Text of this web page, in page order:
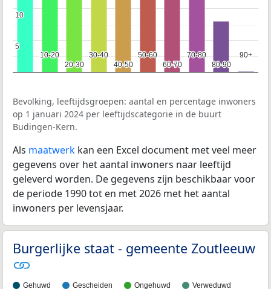
10-20
10-20
20-30
20-30
30-40
30-40
40-50
40-50
50-60
50-60
60-70
60-70
70-80
70-80
80-90
80-90
90+
90+
5
5
10
10
Bevolking, leeftijdsgroepen: aantal en percentage inwoners
op 1 januari 2024 per leeftijdscategorie in de buurt
Budingen-Kern.
Als maatwerk kan een Excel document met veel meer
gegevens over het aantal inwoners naar leeftijd
geleverd worden. De gegevens zijn beschikbaar voor
de periode 1990 tot en met 2026 met het aantal
inwoners per levensjaar.
Burgerlijke staat - gemeente Zoutleeuw
Gehuwd Gescheiden Ongehuwd Verweduwd